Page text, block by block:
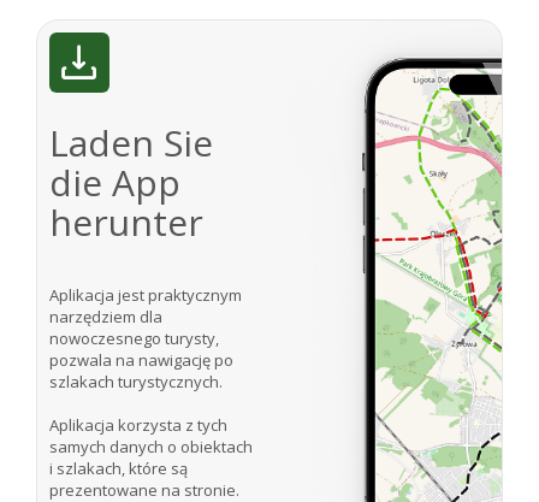
Laden Sie
die App
herunter
Aplikacja jest praktycznym
narzędziem dla
nowoczesnego turysty,
pozwala na nawigację po
szlakach turystycznych.
Aplikacja korzysta z tych
samych danych o obiektach
i szlakach, które są
prezentowane na stronie.